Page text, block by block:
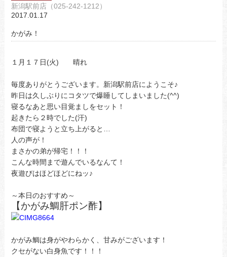
新潟駅前店（025-242-1212）
2017.01.17
かがみ！
１月１７日(火) 晴れ
毎度ありがとうございます。新潟駅前店にようこそ♪
昨日は久しぶりにコタツで爆睡してしまいました(^^)
寝るなあと思い目覚ましをセット！
起きたら２時でした(汗)
布団で寝ようと立ち上がると…
人の声が！
まさかの弟が帰宅！！！
こんな時間まで遊んでいるなんて！
夜遊びはほどほどにねッ♪
～本日のおすすめ～
【かがみ鯛肝ポン酢】
かがみ鯛は身がやわらかく、甘みがございます！
クセがない白身魚です！！！